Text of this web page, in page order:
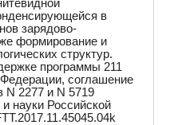
в
зарядово-
формирование и
структур.
программы 211
соглашение
N 2277 и N 5719
науки Российской